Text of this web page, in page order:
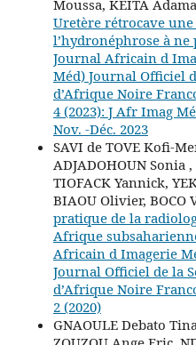
Moussa, KEITA
Uretère rétrocave une
l’hydronéphrose à ne
Journal Africain d
Méd) Journal Officiel
d’Afrique Noire
4 (2023): J Afr Imag
Nov. -Déc. 2023
SAVI de TOVE Kofi-
ADJADOHOUN Sonia
TIOFACK Yannick,
BIAOU Olivier, BOCO
pratique de la
Afrique
Africain d Imagerie
Journal Officiel de la
d’Afrique Noire
2 (2020)
GNAOULE Debato